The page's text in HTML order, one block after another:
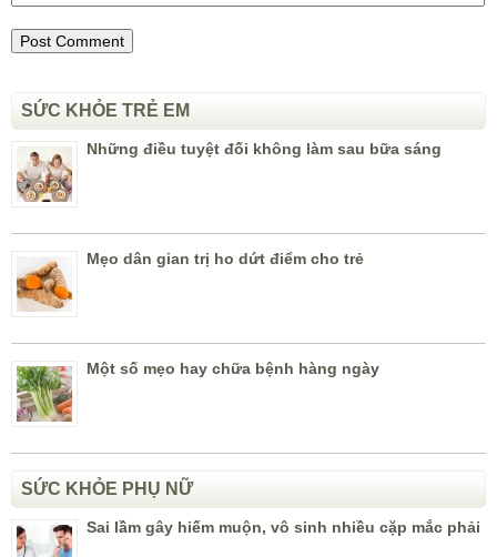
SỨC KHỎE TRẺ EM
Những điều tuyệt đối không làm sau bữa sáng
Mẹo dân gian trị ho dứt điểm cho trẻ
Một số mẹo hay chữa bệnh hàng ngày
SỨC KHỎE PHỤ NỮ
Sai lầm gây hiếm muộn, vô sinh nhiều cặp mắc phải